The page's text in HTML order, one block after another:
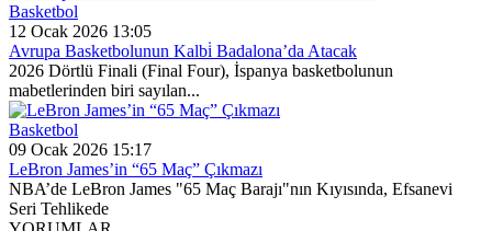
Basketbol
12 Ocak 2026 13:05
Avrupa Basketbolunun Kalbi̇ Badalona’da Atacak
2026 Dörtlü Finali (Final Four), İspanya basketbolunun
mabetlerinden biri sayılan...
Basketbol
09 Ocak 2026 15:17
LeBron James’in “65 Maç” Çıkmazı
NBA’de LeBron James "65 Maç Barajı"nın Kıyısında, Efsanevi
Seri Tehlikede